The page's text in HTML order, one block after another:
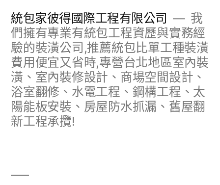
統包家彼得國際工程有限公司
我
們擁有專業有統包工程資歷與實務經
驗的裝潢公司,推薦統包比單工種裝潢
費用便宜又省時,專營台北地區室內裝
潢、室內裝修設計、商場空間設計、
浴室翻修、水電工程、鋼構工程、太
陽能板安裝、房屋防水抓漏、舊屋翻
新工程承攬!